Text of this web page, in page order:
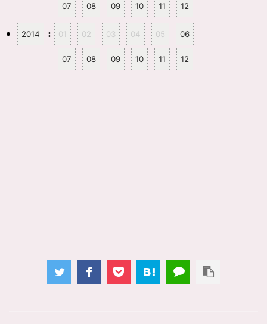
07 08 09 10 11 12
2014 : 01 02 03 04 05 06
07 08 09 10 11 12